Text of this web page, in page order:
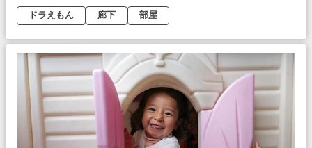
ドラえもん 廊下 部屋